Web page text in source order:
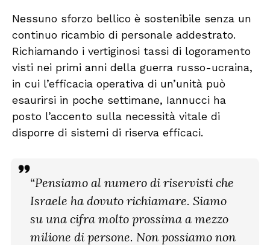
Nessuno sforzo bellico è sostenibile senza un
continuo ricambio di personale addestrato.
Richiamando i vertiginosi tassi di logoramento
visti nei primi anni della guerra russo-ucraina,
in cui l’efficacia operativa di un’unità può
esaurirsi in poche settimane, Iannucci ha
posto l’accento sulla necessità vitale di
disporre di sistemi di riserva efficaci.
“Pensiamo al numero di riservisti che
Israele ha dovuto richiamare. Siamo
su una cifra molto prossima a mezzo
milione di persone. Non possiamo non